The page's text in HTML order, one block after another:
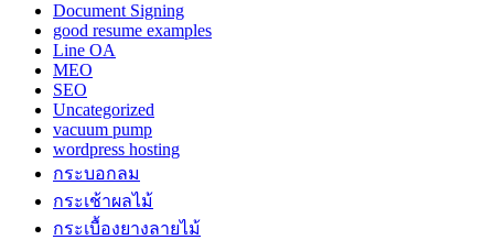
Document Signing
good resume examples
Line OA
MEO
SEO
Uncategorized
vacuum pump
wordpress hosting
กระบอกลม
กระเช้าผลไม้
กระเบื้องยางลายไม้